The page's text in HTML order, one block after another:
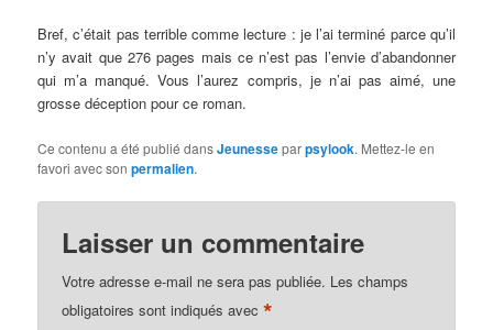
Bref, c’était pas terrible comme lecture : je l’ai terminé parce qu’il
n’y avait que 276 pages mais ce n’est pas l’envie d’abandonner
qui m’a manqué. Vous l’aurez compris, je n’ai pas aimé, une
grosse déception pour ce roman.
Ce contenu a été publié dansJeunesseparpsylook. Mettez-le en
favori avec sonpermalien.
Laisser un commentaire
Votre adresse e-mail ne sera pas publiée. Les champs
obligatoires sont indiqués avec*